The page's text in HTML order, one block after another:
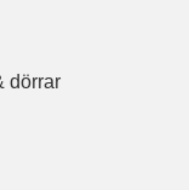
dörrar